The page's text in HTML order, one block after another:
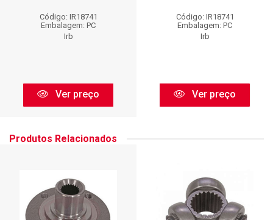
Código: IR18741
Embalagem: PC
Irb
Ver preço
Código: IR18741
Embalagem: PC
Irb
Ver preço
Produtos Relacionados